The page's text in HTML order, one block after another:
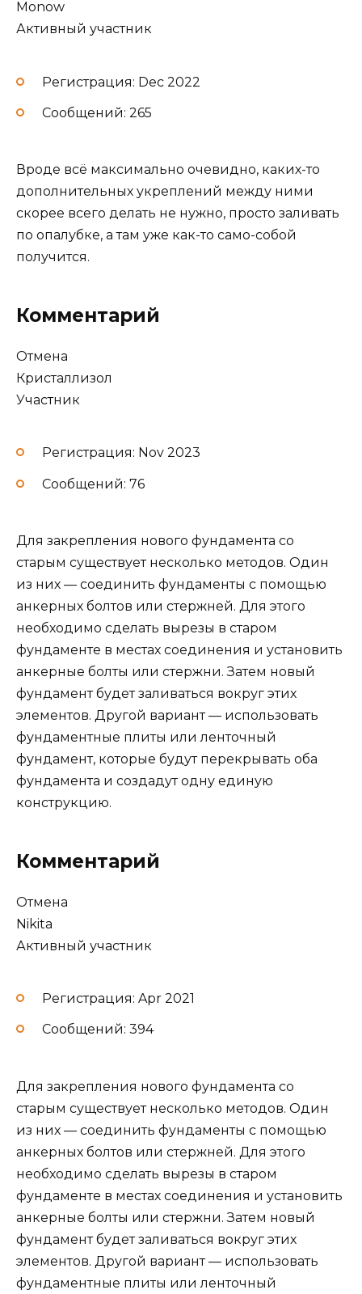
Monow
Активный участник
Регистрация: Dec 2022
Сообщений: 265
Вроде всё максимально очевидно, каких-то
дополнительных укреплений между ними
скорее всего делать не нужно, просто заливать
по опалубке, а там уже как-то само-собой
получится.
Комментарий
Отмена
Кристаллизол
Участник
Регистрация: Nov 2023
Сообщений: 76
Для закрепления нового фундамента со
старым существует несколько методов. Один
из них — соединить фундаменты с помощью
анкерных болтов или стержней. Для этого
необходимо сделать вырезы в старом
фундаменте в местах соединения и установить
анкерные болты или стержни. Затем новый
фундамент будет заливаться вокруг этих
элементов. Другой вариант — использовать
фундаментные плиты или ленточный
фундамент, которые будут перекрывать оба
фундамента и создадут одну единую
конструкцию.
Комментарий
Отмена
Nikita
Активный участник
Регистрация: Apr 2021
Сообщений: 394
Для закрепления нового фундамента со
старым существует несколько методов. Один
из них — соединить фундаменты с помощью
анкерных болтов или стержней. Для этого
необходимо сделать вырезы в старом
фундаменте в местах соединения и установить
анкерные болты или стержни. Затем новый
фундамент будет заливаться вокруг этих
элементов. Другой вариант — использовать
фундаментные плиты или ленточный